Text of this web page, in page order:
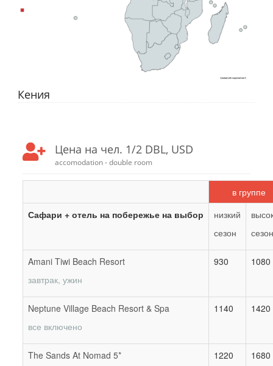
Кения
Цена на чел. 1/2 DBL, USD
accomodation - double room
в группе
Сафари + отель на побережье на выбор
низкий
сезон
сезон
Amani Tiwi Beach Resort
завтрак, ужин
930 1080
Neptune Village Beach Resort & Spa
все включено
1140 1420
The Sands At Nomad 5*
1220 1680